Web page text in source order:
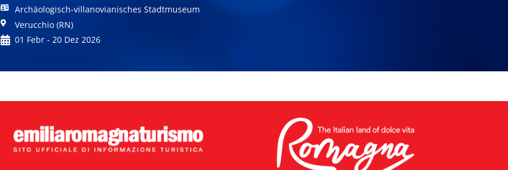
Archäologisch-villanovianisches Stadtmuseum
Verucchio (RN)
01 Febr - 20 Dez 2026